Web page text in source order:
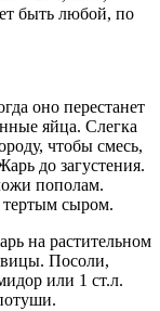
быть любой, по
оно перестанет
яйца. Слегка
чтобы смесь,
до загустения.
пополам.
тертым сыром.
на растительном
Посоли,
или 1 ст.л.